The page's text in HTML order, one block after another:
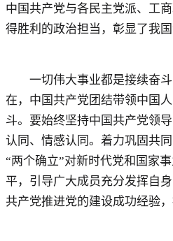
中国共产党与各民主党派、工
得胜利的政治担当，彰显了我
一切伟大事业都是接续奋斗
在，中国共产党团结带领中国
斗。要始终坚持中国共产党领
认同、情感认同。着力巩固共
“两个确立”对新时代党和国家
平，引导广大成员充分发挥自
共产党推进党的建设成功经验